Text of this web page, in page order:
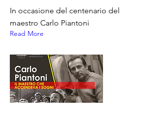
In occasione del centenario del
maestro Carlo Piantoni
Read More